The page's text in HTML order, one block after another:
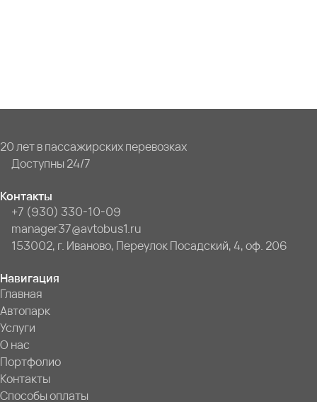
20 лет в пассажирских перевозках
Доступны 24/7
Контакты
+7 (930) 330-10-09
manager37@avtobus1.ru
153002, г. Иваново, Переулок Посадский, 4, оф. 206
Навигация
Главная
Автопарк
Услуги
О нас
Портфолио
Контакты
Способы оплаты